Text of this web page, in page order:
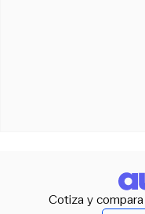
Cotiza y